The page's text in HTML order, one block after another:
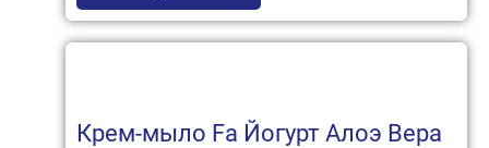
Крем-мыло Fa Йогурт Алоэ Вера